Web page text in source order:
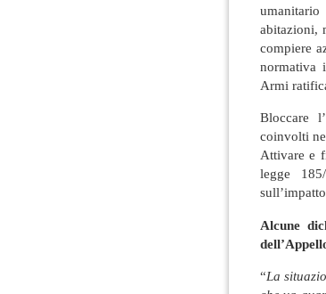
abitazioni,
compiere
normativa
Armi
Bloccare
coinvolti
Attivare e
legge
Alcune
“La